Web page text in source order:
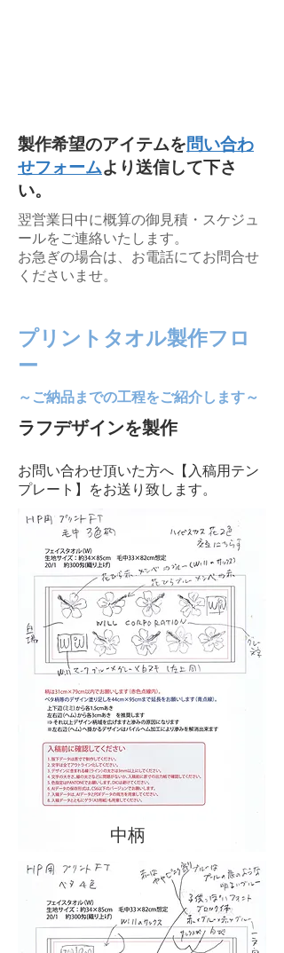
製作希望のアイテムを問い合わ
せフォームより送信して下さ
い。
翌営業日中に概算の御見積・スケジュ
ールをご連絡いたします。
​お急ぎの場合は、お電話にてお問合せ
くださいませ。
プリントタオル製作フロ
ー
～ご納品までの工程をご紹介します～
ラフデザインを製作
お問い合わせ頂いた方へ【入稿用テン
プレート】をお送り致します。
中柄